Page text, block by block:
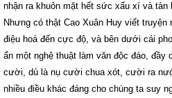
nhận ra khuôn mặt hết sức xấu xí và
Nhưng có thật Cao Xuân Huy viết
điệu hoá đến cực độ, và bên dưới cái
ẩn một nghệ thuật làm văn độc đáo,
cười, dù là nụ cười chua xót, cười ra
nhiều điều khác đáng cho chúng ta suy